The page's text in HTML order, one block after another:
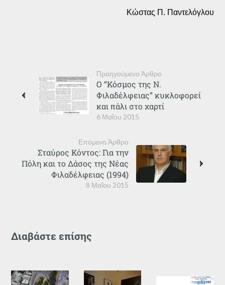
Κώστας Π. Παντελόγλου
Προηγούμενο Άρθρο
6 Μαΐου 2015
Ο “Κόσμος της Ν.
Φιλαδέλφειας” κυκλοφορεί
και πάλι στο χαρτί
Επόμενο Άρθρο
8 Μαΐου 2015
Σταύρος Κόντος: Για την
Πόλη και το Δάσος της Νέας
Φιλαδέλφειας (1994)
Διαβάστε επίσης